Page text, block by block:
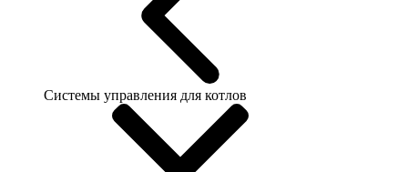
Системы управления для котлов